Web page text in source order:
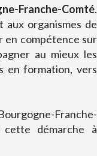
Franche-Comté.
aux organismes de
en compétence sur
au mieux les
en formation, vers
Franche-
cette démarche à